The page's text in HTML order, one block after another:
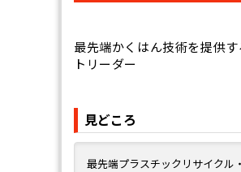
最先端かくはん技術を提供
トリーダー
見どころ
最先端プラスチックリサイクル